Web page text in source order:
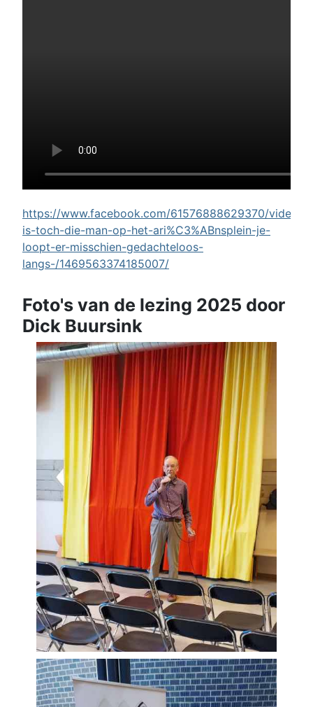
https://www.facebook.com/61576888629370/videos/
is-toch-die-man-op-het-ari%C3%ABnsplein-je-
loopt-er-misschien-gedachteloos-
langs-/1469563374185007/
Foto's van de lezing 2025 door
Dick Buursink